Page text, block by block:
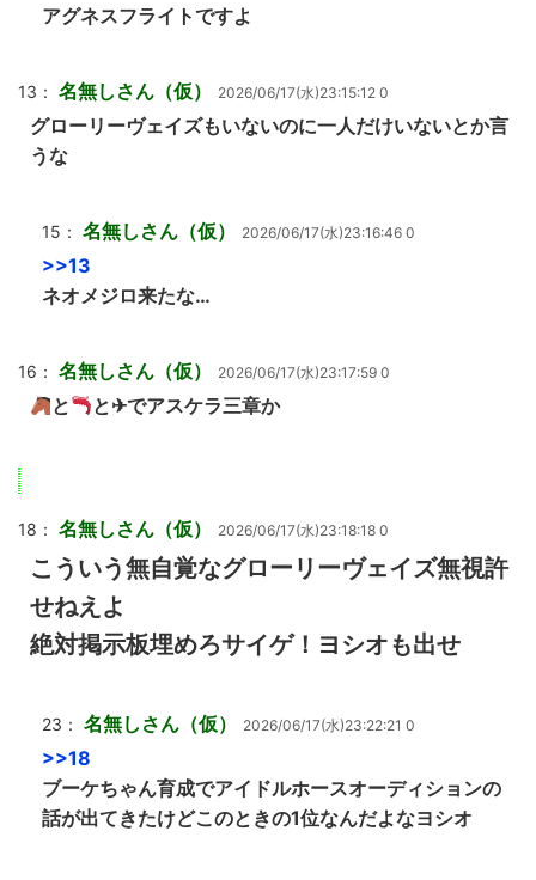
アグネスフライトですよ
13： 名無しさん（仮） 2026/06/17(水)23:15:12 0
グローリーヴェイズもいないのに一人だけいないとか言
うな
15： 名無しさん（仮） 2026/06/17(水)23:16:46 0
>>13
ネオメジロ来たな…
16： 名無しさん（仮） 2026/06/17(水)23:17:59 0
と と✈でアスケラ三章か
18： 名無しさん（仮） 2026/06/17(水)23:18:18 0
こういう無自覚なグローリーヴェイズ無視許
せねえよ
絶対掲示板埋めろサイゲ！ヨシオも出せ
23： 名無しさん（仮） 2026/06/17(水)23:22:21 0
>>18
ブーケちゃん育成でアイドルホースオーディションの
話が出てきたけどこのときの1位なんだよなヨシオ